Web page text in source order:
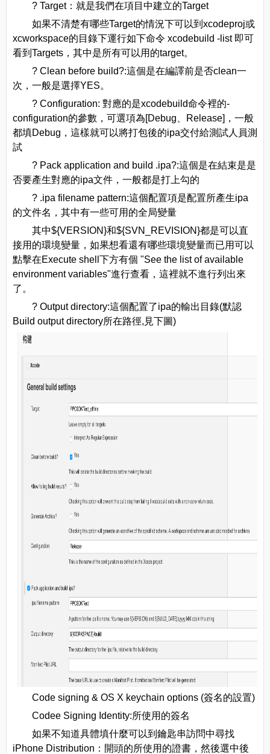
? Target：就是我們在項目中建立的Target
如果不清楚有哪些Target的情況下可以到xcodeproj或
xcworkspace的目錄下運行如下命令 xcodebuild -list 即可
看到Targets，其中是所有可以用的target。
? Clean before build?:這個是在編譯前是否clean一
次，一般是選擇YES。
? Configuration: 對應的是xcodebuild命令裡的-
configuration的參數，可選項為[Debug、Release]，一般
都填Debug，這樣就可以將打包後的ipa交付給測試人員測
試
? Pack application and build .ipa?:這個是在結束是是
否要產生對應的ipa文件，一般都是打上勾的
? .ipa filename pattern:這個配置項是配置所產生ipa
的文件名，其中有一些可用的全局變量
其中${VERSION}和${SVN_REVISION}都是可以直
接用的環境變量，如果想看還有哪些環境變量而已用可以
點擊在Execute shell下方有個 "See the list of available
environment variables"進行查看，這裡就不進行列出來
了。
? Output directory:這個配置了ipa的輸出目錄(默認
Build output directory所在路徑,見下圖)
Code signing & OS X keychain options (簽名的設置)
Codee Signing Identity:所使用的簽名
如果不知道具體填什麼可以到鑰匙串訪問中尋找
iPhone Distribution：開頭的所使用的證書，然後選中後